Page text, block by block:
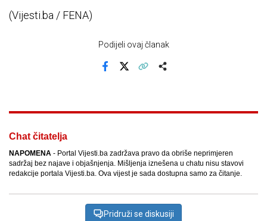
(Vijesti.ba / FENA)
Podijeli ovaj članak
Chat čitatelja
NAPOMENA - Portal Vijesti.ba zadržava pravo da obriše neprimjeren
sadržaj bez najave i objašnjenja. Mišljenja iznešena u chatu nisu stavovi
redakcije portala Vijesti.ba. Ova vijest je sada dostupna samo za čitanje.
Pridruži se diskusiji